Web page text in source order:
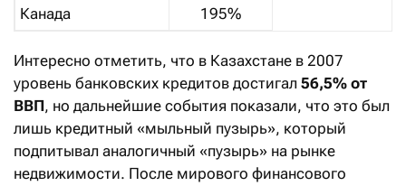
Канада
195%
Интересно отметить, что в Казахстане в 2007
уровень банковских кредитов достигал 56,5% от
ВВП, но дальнейшие события показали, что это был
лишь кредитный «мыльный пузырь», который
подпитывал аналогичный «пузырь» на рынке
недвижимости. После мирового финансового